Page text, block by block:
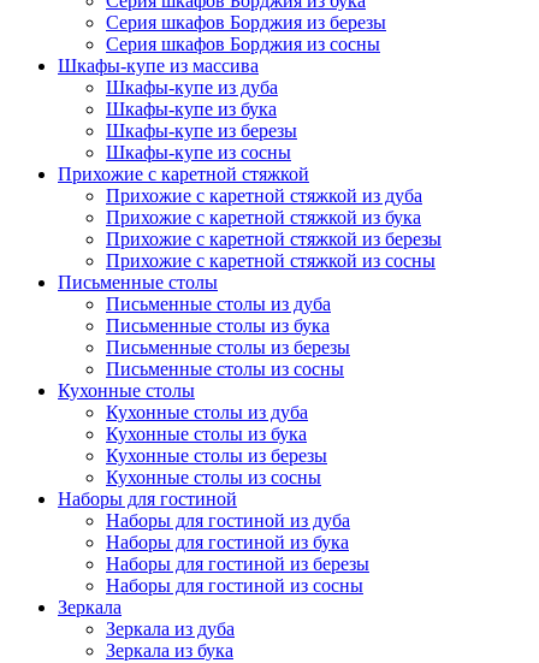
Серия шкафов Борджия из березы
Серия шкафов Борджия из сосны
Шкафы-купе из массива
Шкафы-купе из дуба
Шкафы-купе из бука
Шкафы-купе из березы
Шкафы-купе из сосны
Прихожие с каретной стяжкой
Прихожие с каретной стяжкой из дуба
Прихожие с каретной стяжкой из бука
Прихожие с каретной стяжкой из березы
Прихожие с каретной стяжкой из сосны
Письменные столы
Письменные столы из дуба
Письменные столы из бука
Письменные столы из березы
Письменные столы из сосны
Кухонные столы
Кухонные столы из дуба
Кухонные столы из бука
Кухонные столы из березы
Кухонные столы из сосны
Наборы для гостиной
Наборы для гостиной из дуба
Наборы для гостиной из бука
Наборы для гостиной из березы
Наборы для гостиной из сосны
Зеркала
Зеркала из дуба
Зеркала из бука